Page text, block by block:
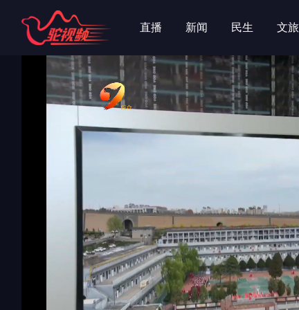
字
字 直播 新闻 民生 文旅